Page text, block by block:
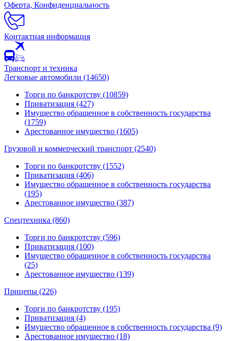
Оферта, Конфиденциальность
Контактная информация
Транспорт и техника
Легковые автомобили (14650)
Торги по банкротству (10859)
Приватизация (427)
Имущество обращенное в собственность государства
(1759)
Арестованное имущество (1605)
Грузовой и коммерческий транспорт (2540)
Торги по банкротству (1552)
Приватизация (406)
Имущество обращенное в собственность государства
(195)
Арестованное имущество (387)
Спецтехника (860)
Торги по банкротству (596)
Приватизация (100)
Имущество обращенное в собственность государства
(25)
Арестованное имущество (139)
Прицепы (226)
Торги по банкротству (195)
Приватизация (4)
Имущество обращенное в собственность государства (9)
Арестованное имущество (18)